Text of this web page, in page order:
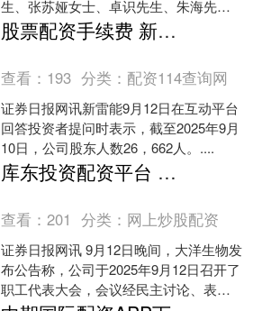
生、张苏娅女士、卓识先生、朱海先
生、DAVIDGUOWEIWANG先生、万维
李先生为第....
股票配资手续费 新雷能：截至2025年9月10日，公司股东人数26662人
查看： 193 分类： 配资114查询网
证券日报网讯新雷能9月12日在互动平台
回答投资者提问时表示，截至2025年9月
10日，公司股东人数26，662人。....
库东投资配资平台 大洋生物：选举职工代表董事
查看：201 分类： 网上炒股配资
证券日报网讯 9月12日晚间，大洋生物发
布公告称，公司于2025年9月12日召开了
职工代表大会，会议经民主讨论、表